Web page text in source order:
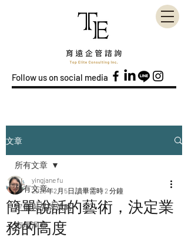
Follow us on social media
文章
所有文章
定價與品牌策略
市場洞察
所有文章
簡單說話的藝術，決定業
務的高度
yingjane fu
2025年2月5日 讀畢需時 2 分鐘